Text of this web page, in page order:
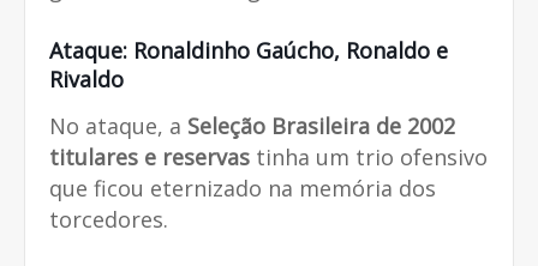
Ataque: Ronaldinho Gaúcho, Ronaldo e
Rivaldo
No ataque, a Seleção Brasileira de 2002
titulares e reservas tinha um trio ofensivo
que ficou eternizado na memória dos
torcedores.